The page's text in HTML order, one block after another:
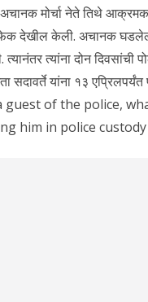
मोर्चा नेते तिथे
देखील केली. अचानक
त्यानंतर त्यांना दोन
सदावर्ते यांना १३
guest of the police,
him in police